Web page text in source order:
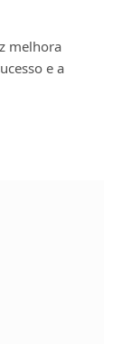
melhora
e a